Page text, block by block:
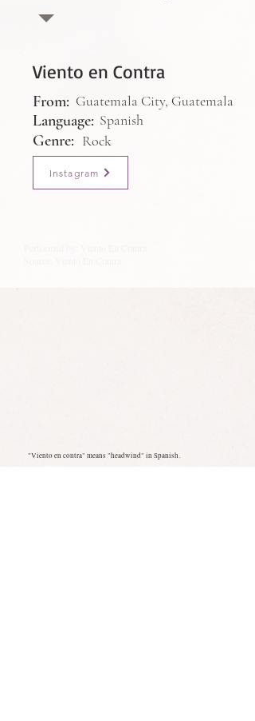
Viento en Contra
From: Guatemala City, Guatemala
Language: Spanish
Genre: Rock
Instagram
"Viento en contra" means "headwind" in Spanish.